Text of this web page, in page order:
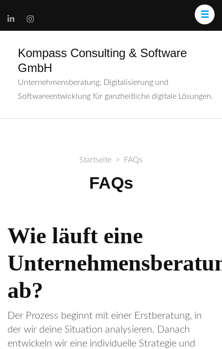
Kompass Consulting & Software
GmbH
Unternehmensberatung, Digitalisierung und
Softwareentwicklung für ganzheitliche digitale Lösungen.
Startseite > FAQs
FAQs
Wie läuft eine
ab?
Der Prozess beginnt mit einer Erstberatung, in
der wir deine Situation analysieren. Danach
entwickeln wir eine individuelle Strategie und